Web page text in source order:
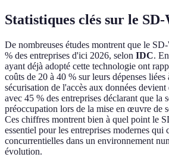
Statistiques clés sur le
De nombreuses études montrent que le
% des entreprises d'ici 2026, selon IDC.
ayant déjà adopté cette technologie ont
coûts de 20 à 40 % sur leurs dépenses liées
sécurisation de l'accès aux données
avec 45 % des entreprises déclarant que la
préoccupation lors de la mise en œuvre de
Ces chiffres montrent bien à quel point le
essentiel pour les entreprises modernes qui
concurrentielles dans un environnement
évolution.